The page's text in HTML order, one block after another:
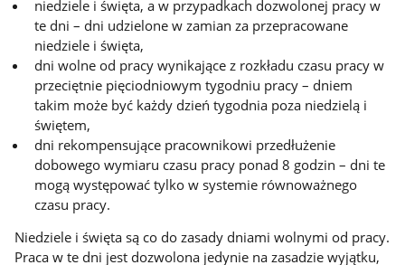
niedziele i święta, a w przypadkach dozwolonej pracy w
te dni – dni udzielone w zamian za przepracowane
niedziele i święta,
dni wolne od pracy wynikające z rozkładu czasu pracy w
przeciętnie pięciodniowym tygodniu pracy – dniem
takim może być każdy dzień tygodnia poza niedzielą i
świętem,
dni rekompensujące pracownikowi przedłużenie
dobowego wymiaru czasu pracy ponad 8 godzin – dni te
mogą występować tylko w systemie równoważnego
czasu pracy.
Niedziele i święta są co do zasady dniami wolnymi od pracy.
Praca w te dni jest dozwolona jedynie na zasadzie wyjątku,